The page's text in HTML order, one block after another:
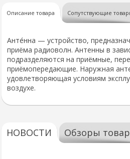
Описание товара Сопутствующие
Анте́нна — устройство,
приёма радиоволн. Антенны в
подразделяются на приёмные,
приёмопередающие. Наружная
удовлетворяющая условиям
воздухе.
НОВОСТИ Обзоры